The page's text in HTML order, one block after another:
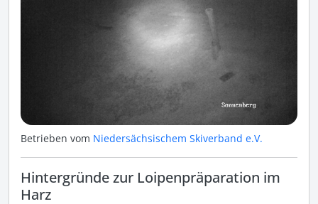
Betrieben vom Niedersächsischem Skiverband e.V.
Hintergründe zur Loipenpräparation im
Harz